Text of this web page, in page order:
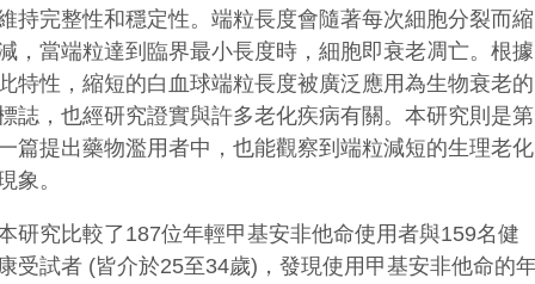
持完整性和穩定性。端粒長度會隨著每次細胞分裂而縮
，當端粒達到臨界最小長度時，細胞即衰老凋亡。根據
特性，縮短的白血球端粒長度被廣泛應用為生物衰老的
誌，也經研究證實與許多老化疾病有關。本研究則是第
篇提出藥物濫用者中，也能觀察到端粒減短的生理老化
象。
研究比較了187位年輕甲基安非他命使用者與159名健
受試者 (皆介於25至34歲)，發現使用甲基安非他命的